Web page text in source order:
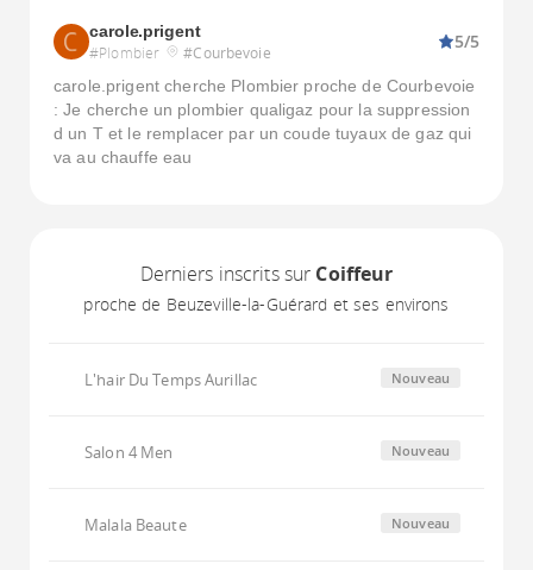
carole.prigent
#Plombier #Courbevoie
5/5
carole.prigent cherche Plombier proche de Courbevoie
: Je cherche un plombier qualigaz pour la suppression
d un T et le remplacer par un coude tuyaux de gaz qui
va au chauffe eau
Derniers inscrits sur Coiffeur
proche de Beuzeville-la-Guérard et ses environs
L'hair Du Temps Aurillac Nouveau
Salon 4 Men Nouveau
Malala Beaute Nouveau